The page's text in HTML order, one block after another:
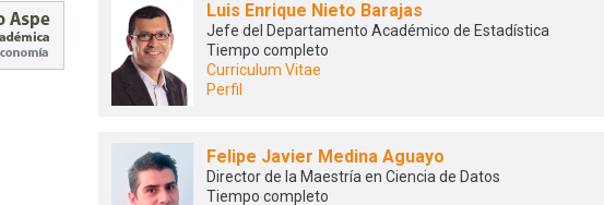
Luis Enrique Nieto Barajas
Jefe del Departamento Académico de Estadística
Tiempo completo
Curriculum Vitae
Perfil
Felipe Javier Medina Aguayo
Director de la Maestría en Ciencia de Datos
Tiempo completo